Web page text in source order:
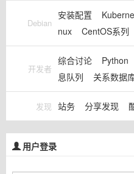
Debian
安装配置
nux
CentOS系列
开发者
综合讨论 Python
息队列
关系数据
发现 站务 分享发现
用户登录